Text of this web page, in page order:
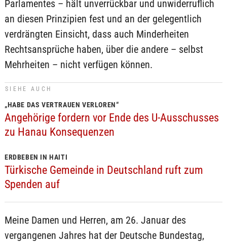
Parlamentes – hält unverrückbar und unwiderruflich
an diesen Prinzipien fest und an der gelegentlich
verdrängten Einsicht, dass auch Minderheiten
Rechtsansprüche haben, über die andere – selbst
Mehrheiten – nicht verfügen können.
SIEHE AUCH
„HABE DAS VERTRAUEN VERLOREN“
Angehörige fordern vor Ende des U-Ausschusses
zu Hanau Konsequenzen
ERDBEBEN IN HAITI
Türkische Gemeinde in Deutschland ruft zum
Spenden auf
Meine Damen und Herren, am 26. Januar des
vergangenen Jahres hat der Deutsche Bundestag,